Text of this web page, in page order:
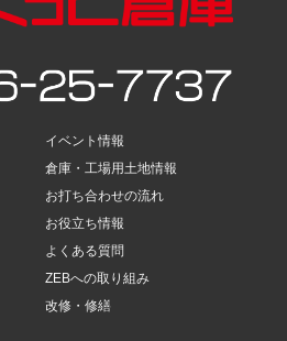
イベント情報
倉庫・工場用土地情報
お打ち合わせの流れ
お役立ち情報
よくある質問
ZEBへの取り組み
改修・修繕